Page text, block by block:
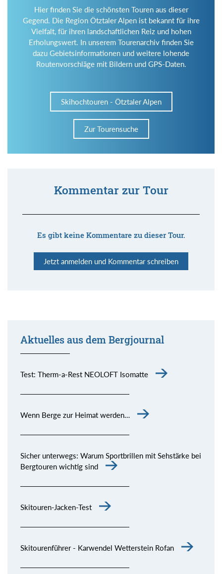
Hier finden Sie die schönsten Touren aus dieser
Gegend. Die Region Ötztaler Alpen ist bekannt für ihre
Vielfalt, für ihren landschaftlichen Reiz und hohen
Erholungswert. In unserem Tourenarchiv finden Sie
dazu Gebietsinformationen und weitere lohende
Routenvorschläge mit Bildern und GPS-Daten.
Skihochtouren - Ötztaler Alpen
Zur Tourensuche
Kommentar zur Tour
Es gibt keine Kommentare zu dieser Tour.
Jetzt anmelden und Kommentar schreiben
Aktuelles aus dem Bergjournal
Test: Therm-a-Rest NEOLOFT Isomatte
Wenn Berge zur Heimat werden…
Sicher unterwegs: Warum Sportbrillen mit Sehstärke bei
Bergtouren wichtig sind
Skitouren-Jacken-Test
Skitourenführer - Karwendel Wetterstein Rofan